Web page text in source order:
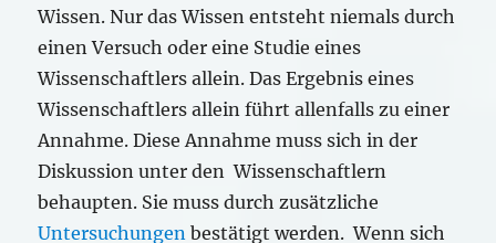
Wissen. Nur das Wissen entsteht niemals durch
einen Versuch oder eine Studie eines
Wissenschaftlers allein. Das Ergebnis eines
Wissenschaftlers allein führt allenfalls zu einer
Annahme. Diese Annahme muss sich in der
Diskussion unter den Wissenschaftlern
behaupten. Sie muss durch zusätzliche
Untersuchungen bestätigt werden. Wenn sich